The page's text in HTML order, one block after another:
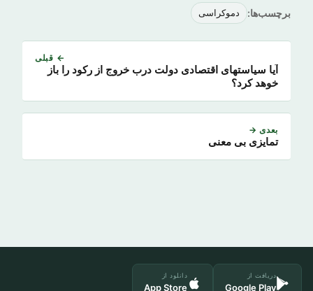
برچسب‌ها: دموکراسی
← قبلی
آیا سیاستهای اقتصادی دولت درب خروج از رکود را باز
خوهد کرد؟
بعدی →
تمایزی بی معنی
دریافت از
Google Play
دانلود از
App Store